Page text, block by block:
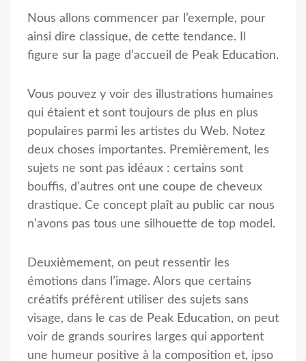
Nous allons commencer par l’exemple, pour
ainsi dire classique, de cette tendance. Il
figure sur la page d’accueil de Peak Education.
Vous pouvez y voir des illustrations humaines
qui étaient et sont toujours de plus en plus
populaires parmi les artistes du Web. Notez
deux choses importantes. Premièrement, les
sujets ne sont pas idéaux : certains sont
bouffis, d’autres ont une coupe de cheveux
drastique. Ce concept plaît au public car nous
n’avons pas tous une silhouette de top model.
Deuxièmement, on peut ressentir les
émotions dans l’image. Alors que certains
créatifs préfèrent utiliser des sujets sans
visage, dans le cas de Peak Education, on peut
voir de grands sourires larges qui apportent
une humeur positive à la composition et, ipso